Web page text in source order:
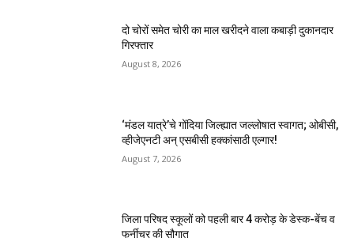
दो चोरों समेत चोरी का माल खरीदने वाला कबाड़ी दुकानदार
गिरफ्तार
August 8, 2026
‘मंडल यात्रे’चे गोंदिया जिल्ह्यात जल्लोषात स्वागत; ओबीसी,
व्हीजेएनटी अन् एसबीसी हक्कांसाठी एल्गार!
August 7, 2026
जिला परिषद स्कूलों को पहली बार 4 करोड़ के डेस्क-बेंच व
फर्नीचर की सौगात